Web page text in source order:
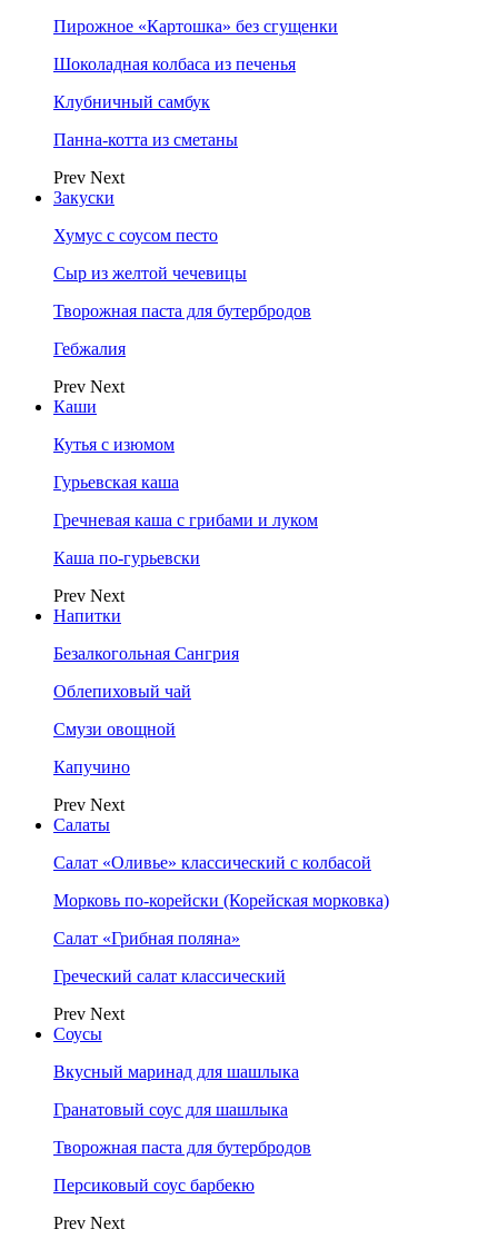
Пирожное «Картошка» без сгущенки
Шоколадная колбаса из печенья
Клубничный самбук
Панна-котта из сметаны
Prev Next
Закуски
Хумус с соусом песто
Сыр из желтой чечевицы
Творожная паста для бутербродов
Гебжалия
Prev Next
Каши
Кутья с изюмом
Гурьевская каша
Гречневая каша с грибами и луком
Каша по-гурьевски
Prev Next
Напитки
Безалкогольная Сангрия
Облепиховый чай
Смузи овощной
Капучино
Prev Next
Салаты
Салат «Оливье» классический с колбасой
Морковь по-корейски (Корейская морковка)
Салат «Грибная поляна»
Греческий салат классический
Prev Next
Соусы
Вкусный маринад для шашлыка
Гранатовый соус для шашлыка
Творожная паста для бутербродов
Персиковый соус барбекю
Prev Next